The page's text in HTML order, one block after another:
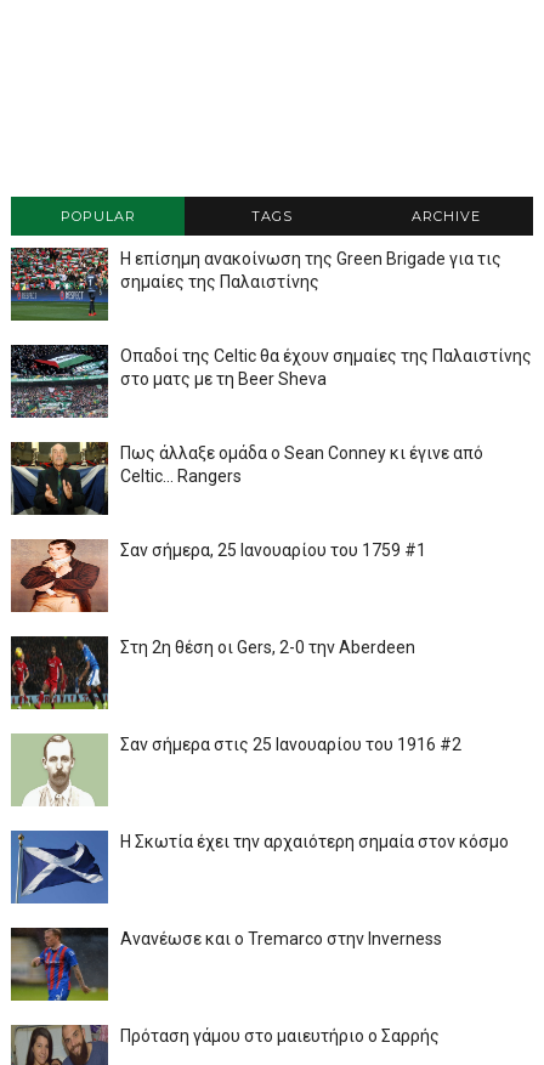
POPULAR TAGS ARCHIVE
Η επίσημη ανακοίνωση της Green Brigade για τις
σημαίες της Παλαιστίνης
Οπαδοί της Celtic θα έχουν σημαίες της Παλαιστίνης
στο ματς με τη Beer Sheva
Πως άλλαξε ομάδα ο Sean Conney κι έγινε από
Celtic... Rangers
Σαν σήμερα, 25 Ιανουαρίου του 1759 #1
Στη 2η θέση οι Gers, 2-0 την Aberdeen
Σαν σήμερα στις 25 Ιανουαρίου του 1916 #2
Η Σκωτία έχει την αρχαιότερη σημαία στον κόσμο
Ανανέωσε και ο Tremarco στην Inverness
Πρόταση γάμου στο μαιευτήριο ο Σαρρής